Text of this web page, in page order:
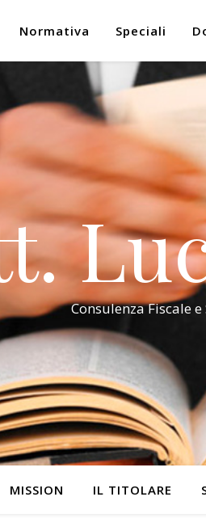
Normativa Speciali
Consulenza Fiscale
MISSION IL TITOLARE